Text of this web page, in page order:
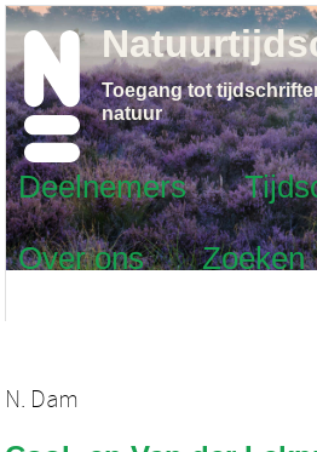
Deelnemers
Over ons
Zoeken
Toegang tot
natuur
N. Dam